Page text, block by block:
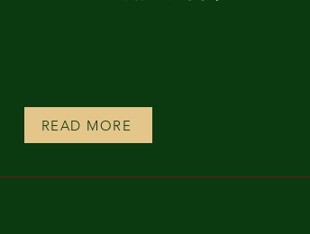
READ MORE